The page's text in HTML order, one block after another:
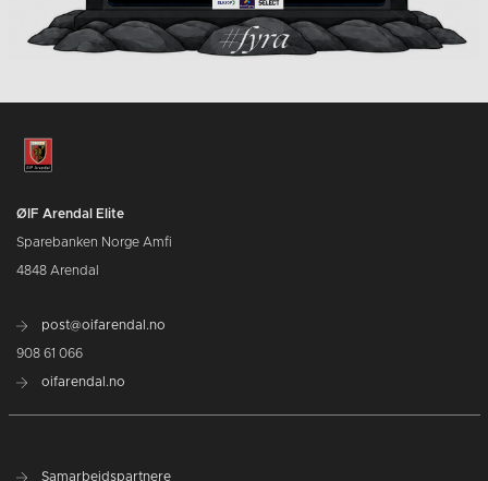
ØIF Arendal Elite
Sparebanken Norge Amfi
4848 Arendal
post@oifarendal.no
908 61 066
oifarendal.no
Samarbeidspartnere